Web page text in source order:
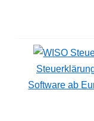
Software ab